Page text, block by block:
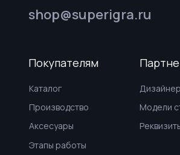
shop@superigra.ru
Покупателям
Каталог
Аксесуары
Производство
Этапы работы
Модели